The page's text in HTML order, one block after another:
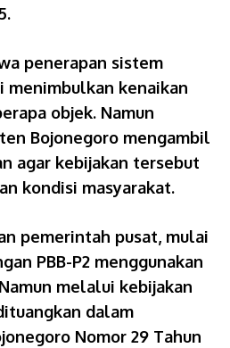
penerapan sistem
kenaikan
objek. Namun
Bojonegoro mengambil
agar kebijakan tersebut
kondisi masyarakat.
pemerintah pusat, mulai
PBB-P2 menggunakan
melalui kebijakan
dalam
Nomor 29 Tahun